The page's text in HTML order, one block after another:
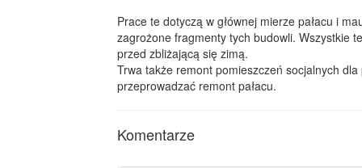
Prace te dotyczą w głównej mierze pałacu i
zagrożone fragmenty tych budowli. Wszystkie
przed zbliżającą się zimą.
Trwa także remont pomieszczeń socjalnych
przeprowadzać remont pałacu.
Komentarze